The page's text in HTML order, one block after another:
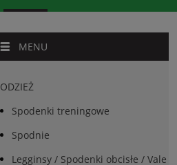
MENU
ODZIEŻ
Spodenki treningowe
Spodnie
Legginsy / Spodenki obcisłe / Vale